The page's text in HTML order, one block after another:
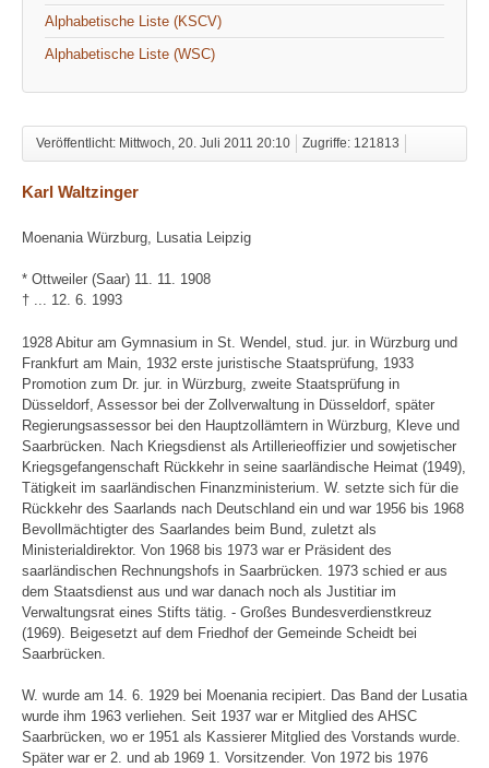
Alphabetische Liste (KSCV)
Alphabetische Liste (WSC)
Veröffentlicht: Mittwoch, 20. Juli 2011 20:10 Zugriffe: 121813
Karl Waltzinger
Moenania Würzburg, Lusatia Leipzig
* Ottweiler (Saar) 11. 11. 1908
† ... 12. 6. 1993
1928 Abitur am Gymnasium in St. Wendel, stud. jur. in Würzburg und
Frankfurt am Main, 1932 erste juristische Staatsprüfung, 1933
Promotion zum Dr. jur. in Würzburg, zweite Staatsprüfung in
Düsseldorf, Assessor bei der Zollverwaltung in Düsseldorf, später
Regierungsassessor bei den Hauptzollämtern in Würzburg, Kleve und
Saarbrücken. Nach Kriegsdienst als Artillerieoffizier und sowjetischer
Kriegsgefangenschaft Rückkehr in seine saarländische Heimat (1949),
Tätigkeit im saarländischen Finanzministerium. W. setzte sich für die
Rückkehr des Saarlands nach Deutschland ein und war 1956 bis 1968
Bevollmächtigter des Saarlandes beim Bund, zuletzt als
Ministerialdirektor. Von 1968 bis 1973 war er Präsident des
saarländischen Rechnungshofs in Saarbrücken. 1973 schied er aus
dem Staatsdienst aus und war danach noch als Justitiar im
Verwaltungsrat eines Stifts tätig. - Großes Bundesverdienstkreuz
(1969). Beigesetzt auf dem Friedhof der Gemeinde Scheidt bei
Saarbrücken.
W. wurde am 14. 6. 1929 bei Moenania recipiert. Das Band der Lusatia
wurde ihm 1963 verliehen. Seit 1937 war er Mitglied des AHSC
Saarbrücken, wo er 1951 als Kassierer Mitglied des Vorstands wurde.
Später war er 2. und ab 1969 1. Vorsitzender. Von 1972 bis 1976